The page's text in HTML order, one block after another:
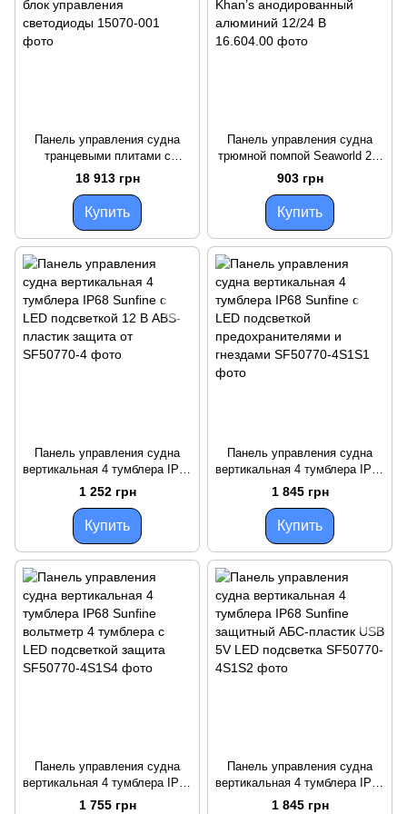
Панель управления судна
транцевыми плитами с
индикацией Lenco 12/24 В
блок управления светодиоды
18 913 грн
Купить
Панель управления судна
трюмной помпой Seaworld 2-х
позиционная Khan’s
анодированный алюминий
12/24 В
903 грн
Купить
Панель управления судна
вертикальная 4 тумблера IP68
Sunfine с LED подсветкой 12
В ABS-пластик защита от
1 252 грн
Купить
Панель управления судна
вертикальная 4 тумблера IP68
Sunfine с LED подсветкой
предохранителями и гнездами
1 845 грн
Купить
Панель управления судна
вертикальная 4 тумблера IP68
Sunfine вольтметр 4 тумблера
1 755 грн
Панель управления судна
вертикальная 4 тумблера IP68
Sunfine защитный АБС-
1 845 грн